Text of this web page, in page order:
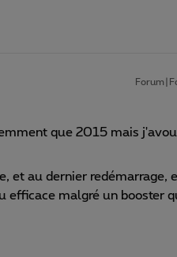
que 2015 mais
et au dernier redémarrage,
efficace malgré un booster